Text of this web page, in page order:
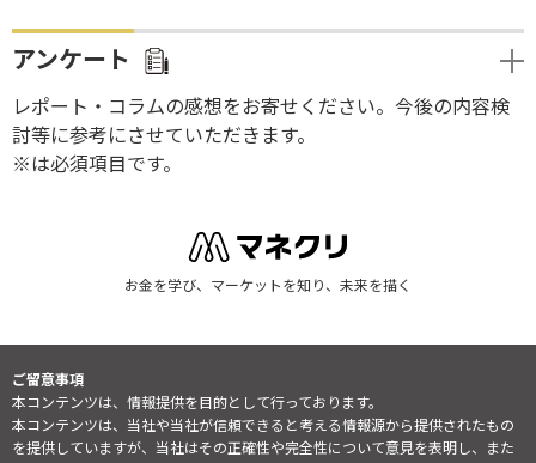
アンケート
レポート・コラムの感想をお寄せください。今後の内容検
討等に参考にさせていただきます。
※は必須項目です。
お金を学び、マーケットを知り、未来を描く
ご留意事項
本コンテンツは、情報提供を目的として行っております。
本コンテンツは、当社や当社が信頼できると考える情報源から提供されたもの
を提供していますが、当社はその正確性や完全性について意見を表明し、また